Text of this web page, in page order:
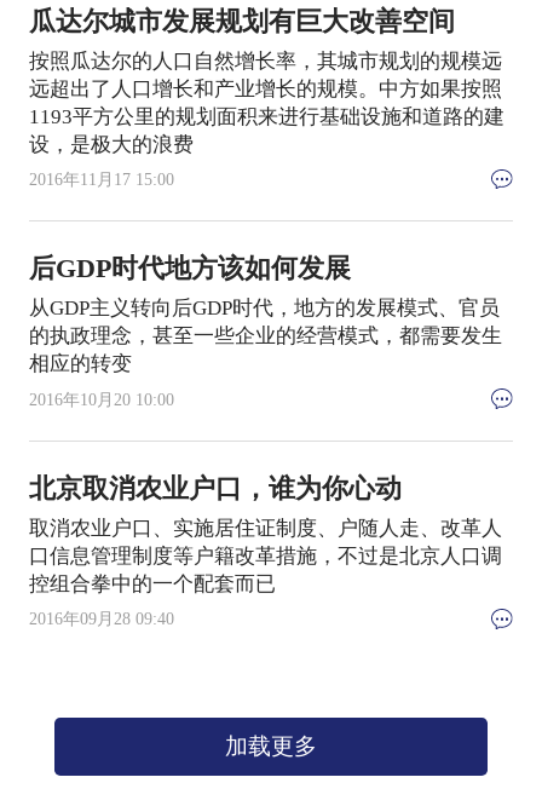
瓜达尔城市发展规划有巨大改善空间
按照瓜达尔的人口自然增长率，其城市规划的规模远
远超出了人口增长和产业增长的规模。中方如果按照
1193平方公里的规划面积来进行基础设施和道路的建
设，是极大的浪费
2016年11月17 15:00
后GDP时代地方该如何发展
从GDP主义转向后GDP时代，地方的发展模式、官员
的执政理念，甚至一些企业的经营模式，都需要发生
相应的转变
2016年10月20 10:00
北京取消农业户口，谁为你心动
取消农业户口、实施居住证制度、户随人走、改革人
口信息管理制度等户籍改革措施，不过是北京人口调
控组合拳中的一个配套而已
2016年09月28 09:40
加载更多